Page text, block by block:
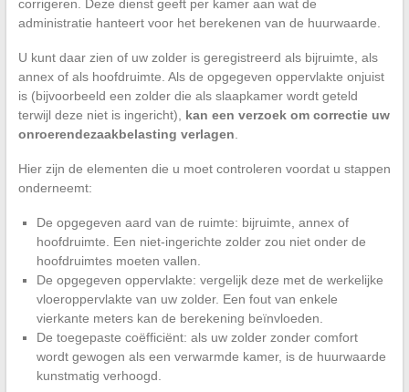
corrigeren. Deze dienst geeft per kamer aan wat de
administratie hanteert voor het berekenen van de huurwaarde.
U kunt daar zien of uw zolder is geregistreerd als bijruimte, als
annex of als hoofdruimte. Als de opgegeven oppervlakte onjuist
is (bijvoorbeeld een zolder die als slaapkamer wordt geteld
terwijl deze niet is ingericht), kan een verzoek om correctie uw
onroerendezaakbelasting verlagen
Hier zijn de elementen die u moet controleren voordat u stappen
onderneemt:
De opgegeven aard van de ruimte: bijruimte, annex of
hoofdruimte. Een niet-ingerichte zolder zou niet onder de
hoofdruimtes moeten vallen.
De opgegeven oppervlakte: vergelijk deze met de werkelijke
vloeroppervlakte van uw zolder. Een fout van enkele
vierkante meters kan de berekening beïnvloeden.
De toegepaste coëfficiënt: als uw zolder zonder comfort
wordt gewogen als een verwarmde kamer, is de huurwaarde
kunstmatig verhoogd.